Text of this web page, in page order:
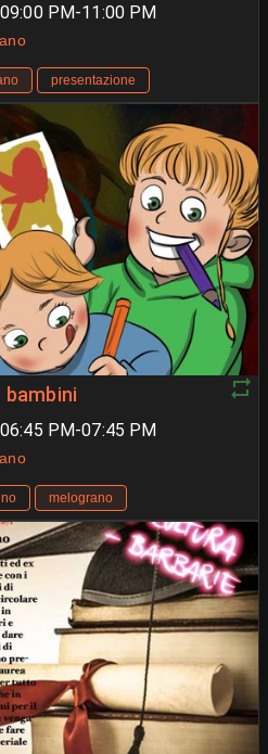
PM-11:00 PM
presentazione
bambini
PM-07:45 PM
melograno